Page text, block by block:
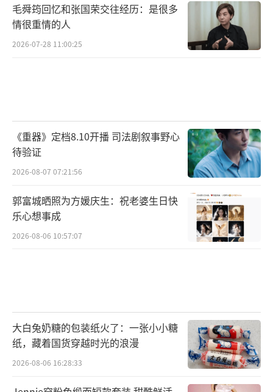
毛舜筠回忆和张国荣交往经历：是很多
情很重情的人
2026-07-28 11:00:25
《重器》定档8.10开播 司法剧叙事野心
待验证
2026-08-07 07:21:56
郭富城晒照为方媛庆生：祝老婆生日快
乐心想事成
2026-08-06 10:57:07
大白兔奶糖的包装纸火了：一张小小糖
纸，藏着国货穿越时光的浪漫
2026-08-06 16:28:33